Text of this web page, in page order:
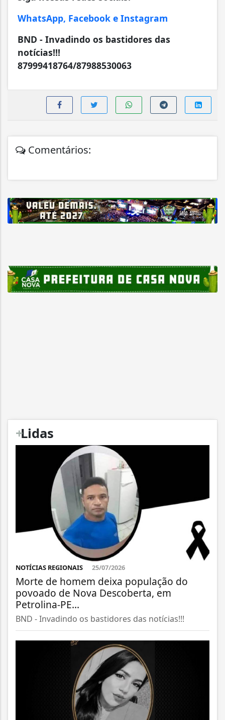
WhatsApp, Facebook e Instagram
BND - Invadindo os bastidores das
notícias!!!
87999418764/87988530063
Comentários:
+
Lidas
NOTÍCIAS REGIONAIS 25/07/2026
Morte de homem deixa população do
povoado de Nova Descoberta, em
Petrolina-PE...
BND - Invadindo os bastidores das notícias!!!